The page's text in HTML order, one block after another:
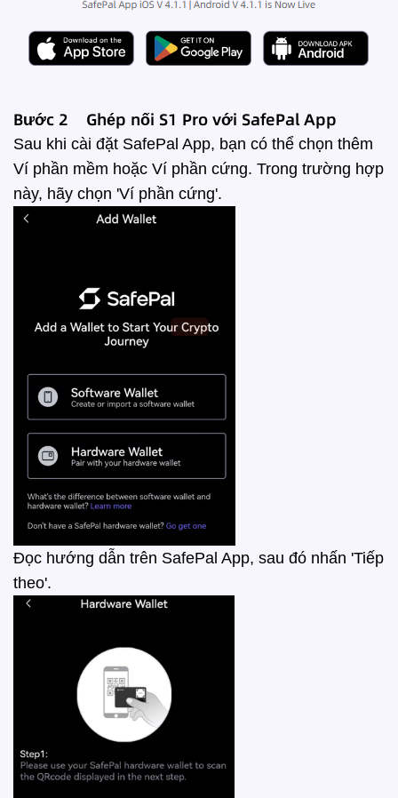
Bước 2 Ghép nối S1 Pro với SafePal App
Sau khi cài đặt SafePal App, bạn có thể chọn thêm
Ví phần mềm hoặc Ví phần cứng. Trong trường hợp
này, hãy chọn 'Ví phần cứng'.
Đọc hướng dẫn trên SafePal App, sau đó nhấn 'Tiếp
theo'.